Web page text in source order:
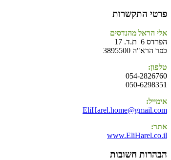
פרטי התקשרות
אלי הראל מהנדסים
הפרדס 6 ת.ד. 17
כפר הרא"ה 3895500
טלפון:
054-2826760
050-6298351
אימייל:
EliHarel.home@gmail.com
אתר:
www.EliHarel.co.il
הבהרות חשובות